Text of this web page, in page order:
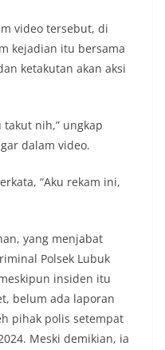
video tersebut, di
kejadian itu bersama
ketakutan akan aksi
nih,” ungkap
dalam video.
“Aku rekam ini,
yang menjabat
Polsek Lubuk
insiden itu
belum ada laporan
pihak polis setempat
Meski demikian, ia